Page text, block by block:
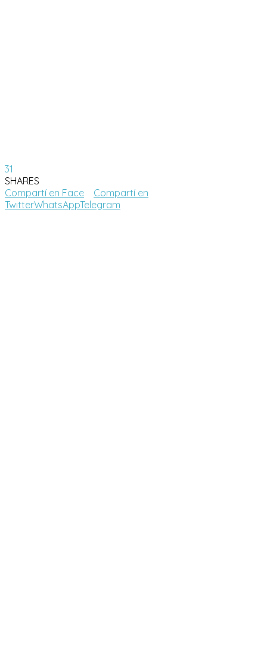
31
SHARES
Compartí en Face
Compartí en
TwitterWhatsAppTelegram